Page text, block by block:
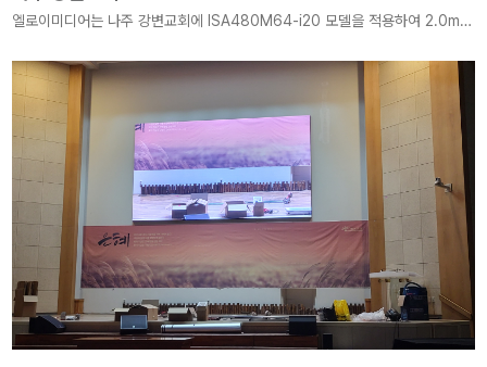
엘로이미디어는 나주 강변교회에 ISA480M64-i20 모델을 적용하여 2.0mm 초고해상도 LED Wall을 구축하였습니다. 선명하고 균형 잡힌 화질로 예배 중 말씀과 찬양이 더욱 깊이 전달될 수 있도록 최적의 예배 환경을 제공합니다.